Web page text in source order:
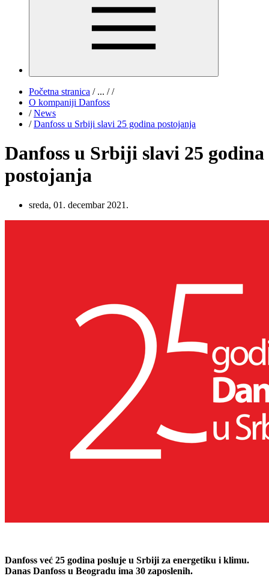
Početna stranica /... / /
O kompaniji Danfoss
/ News
/ Danfoss u Srbiji slavi 25 godina postojanja
Danfoss u Srbiji slavi 25 godina
postojanja
sreda, 01. decembar 2021.
Danfoss već 25 godina posluje u Srbiji za energetiku i klimu.
Danas Danfoss u Beogradu ima 30 zaposlenih.